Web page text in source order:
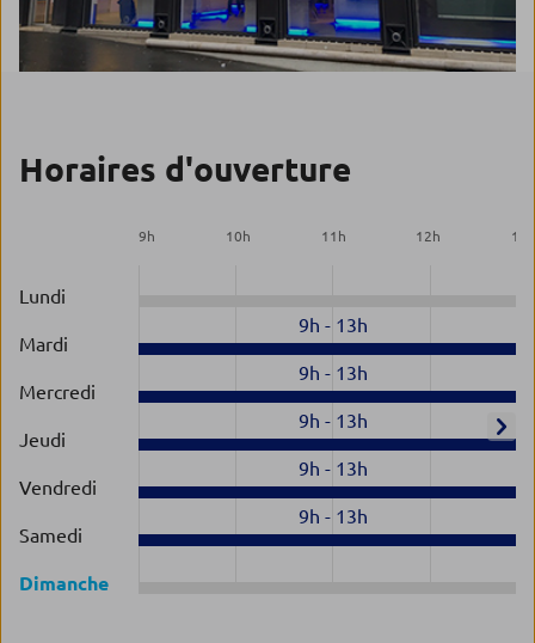
Horaires d'ouverture
9h 10h 11 h 12h 13
Lundi
Mardi
9h - 13h
Mercredi
9h - 13h
Jeudi
9h - 13h
Vendredi
9h - 13h
Samedi
9h - 13h
Dimanche